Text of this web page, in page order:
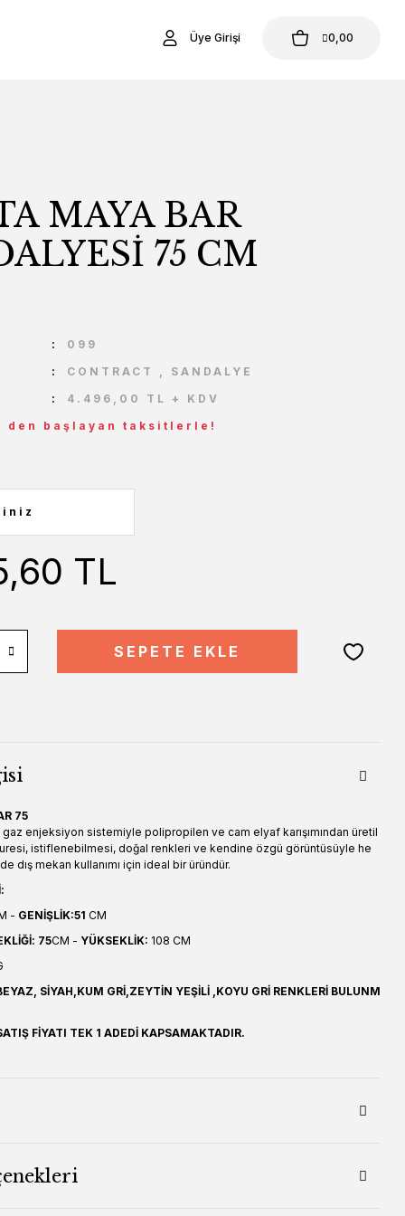
Üye Girişi 0,00
MAYA BAR
75 CM
099
CONTRACT , SANDALYE
4.496,00 TL + KDV
den başlayan taksitlerle!
TL
SEPETE EKLE
75
enjeksiyon sistemiyle polipropilen ve cam elyaf karışımından üretil
istiflenebilmesi, doğal renkleri ve kendine özgü görüntüsüyle he
dış mekan kullanımı için ideal bir üründür.
- GENİŞLİK:51 CM
75CM - YÜKSEKLİK: 108 CM
SİYAH,KUM GRİ,ZEYTİN YEŞİLİ ,KOYU GRİ RENKLERİ BULUNM
FİYATI TEK 1 ADEDİ KAPSAMAKTADIR.